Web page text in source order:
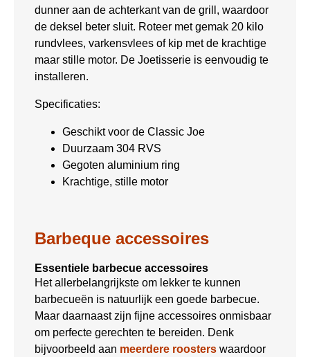
dunner aan de achterkant van de grill, waardoor
de deksel beter sluit. Roteer met gemak 20 kilo
rundvlees, varkensvlees of kip met de krachtige
maar stille motor. De Joetisserie is eenvoudig te
installeren.
Specificaties:
Geschikt voor de Classic Joe
Duurzaam 304 RVS
Gegoten aluminium ring
Krachtige, stille motor
Barbeque accessoires
Essentiele barbecue accessoires
Het allerbelangrijkste om lekker te kunnen
barbecueën is natuurlijk een goede barbecue.
Maar daarnaast zijn fijne accessoires onmisbaar
om perfecte gerechten te bereiden. Denk
bijvoorbeeld aan meerdere roosters waardoor